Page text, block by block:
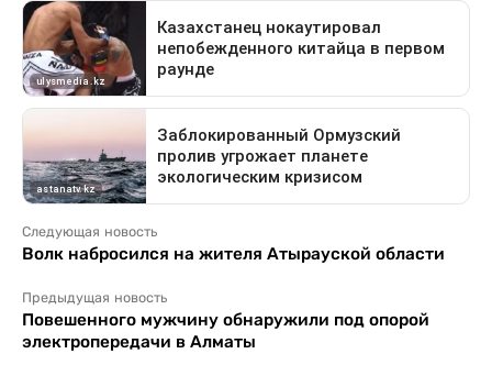
Следующая новость
Волк набросился на жителя Атырауской области
Предыдущая новость
Повешенного мужчину обнаружили под опорой
электропередачи в Алматы